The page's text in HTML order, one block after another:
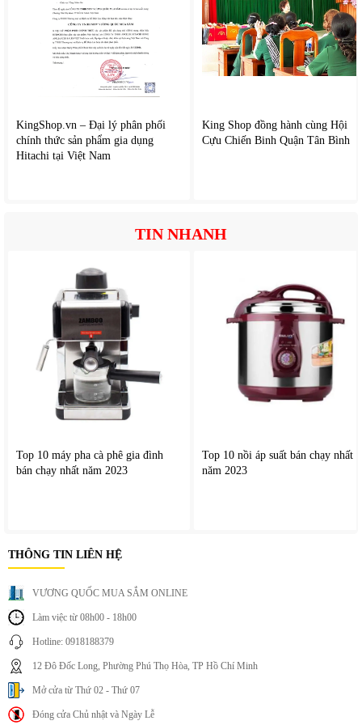
chế nhiệt truyền ra bên ngoài.
Nhờ đó, nồi vừa tiết kiệm điện vừa đảm bảo an toàn khi sử
dụng.
5. Van xả nước tiện lợi
Một tính năng hữu ích của nồi Bettop 350 là van xả nước ở
7. Dễ dàng vệ sinh
lau chùi. Sau khi sử dụng, người dùng chỉ cần rửa sạch và lau
khô để đảm bảo nồi luôn sạch sẽ.
KingShop.vn – Đại lý phân phối
chính thức sản phẩm gia dụng
Hitachi tại Việt Nam
King Shop đồng hành cùng Hội
Cựu Chiến Binh Quận Tân Bình
TIN NHANH
Top 10 máy pha cà phê gia đình
bán chạy nhất năm 2023
Top 10 nồi áp suất bán chạy nhất
năm 2023
THÔNG TIN LIÊN HỆ
VƯƠNG QUỐC MUA SẮM ONLINE
Làm việc từ 08h00 - 18h00
Hotline: 0918188379
12 Đô Đốc Long, Phường Phú Thọ Hòa, TP Hồ Chí Minh
Mở cửa từ Thứ 02 - Thứ 07
Đóng cửa Chủ nhật và Ngày Lễ